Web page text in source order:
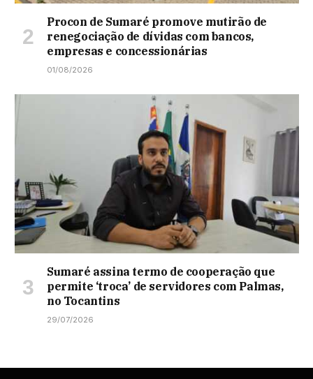
Procon de Sumaré promove mutirão de
renegociação de dívidas com bancos,
empresas e concessionárias
01/08/2026
Sumaré assina termo de cooperação que
permite ‘troca’ de servidores com Palmas,
no Tocantins
29/07/2026